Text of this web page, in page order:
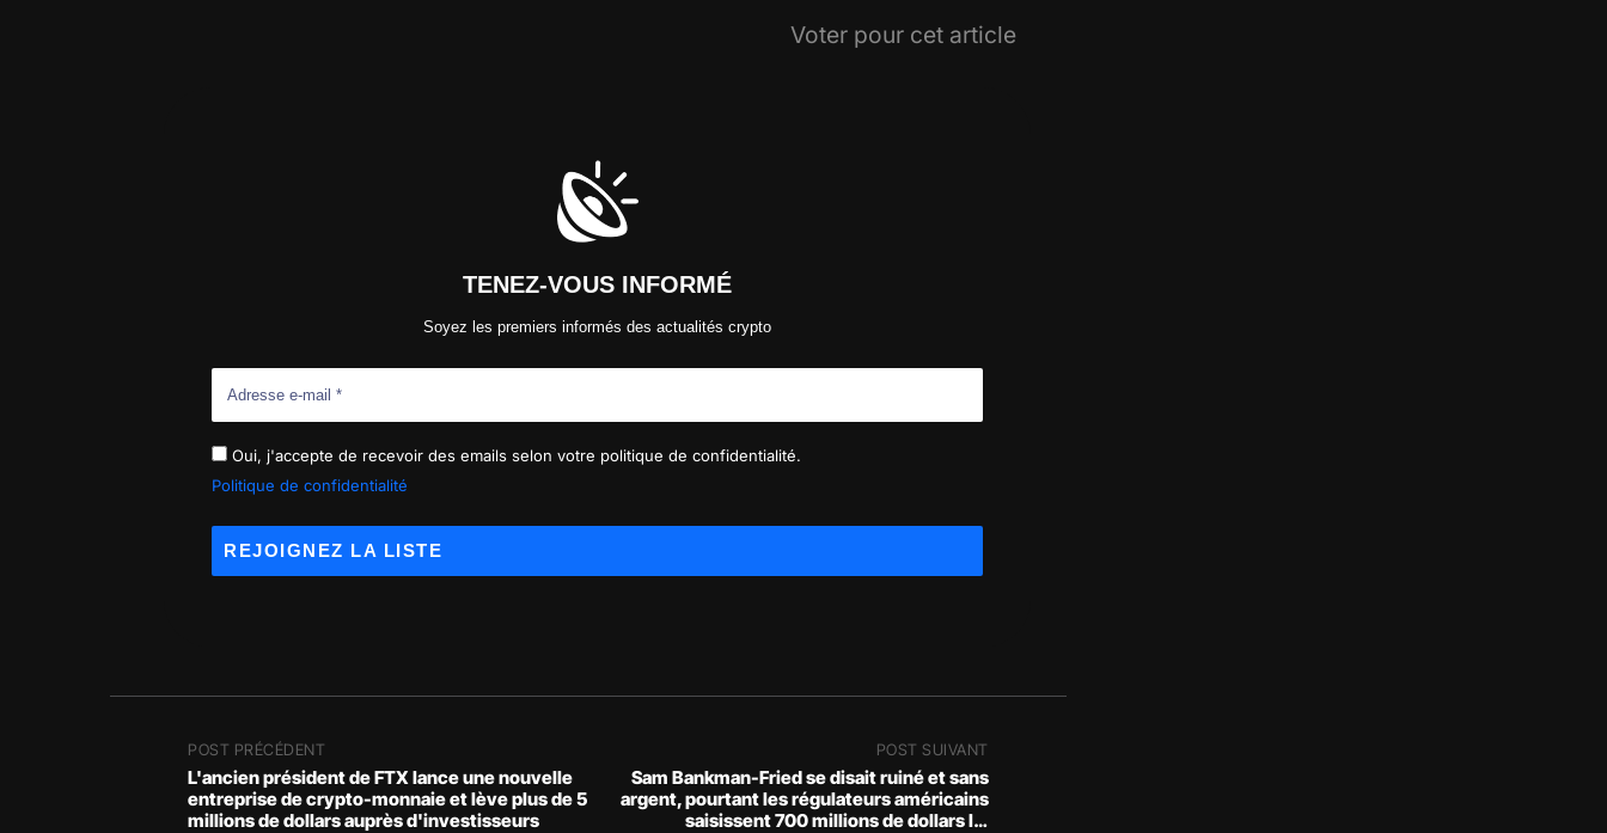
Voter pour cet article
TENEZ-VOUS INFORMÉ
Soyez les premiers informés des actualités crypto
Oui, j'accepte de recevoir des emails selon votre politique de confidentialité.
Politique de confidentialité
POST PRÉCÉDENT
L'ancien président de FTX lance une nouvelle
entreprise de crypto-monnaie et lève plus de 5
millions de dollars auprès d'investisseurs
POST SUIVANT
Sam Bankman-Fried se disait ruiné et sans
argent, pourtant les régulateurs américains
saisissent 700 millions de dollars lui